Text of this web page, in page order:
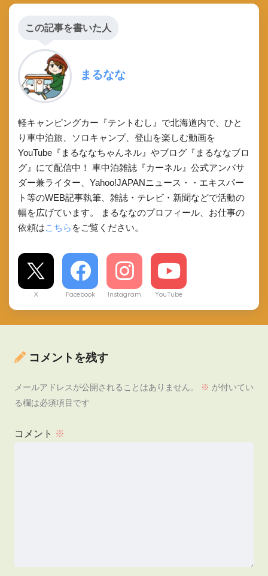
この記事を書いた人
まるなな
軽キャンピングカー『テントむし』で北海道内で、ひと
り車中泊旅、ソロキャンプ、登山を楽しむ動画を
YouTube『まるななちゃんネル』やブログ『まるななブロ
グ』にて配信中！ 車中泊雑誌『カーネル』公式アンバサ
ダー兼ライター、Yahoo!JAPANニュース・・エキスパー
ト等のWEB記事執筆、雑誌・テレビ・新聞などで活動の
幅を広げています。 まるななのプロフィール、お仕事の
依頼はこちら をご覧ください。
X Facebook Instagram YouTube
コメントを残す
メールアドレスが公開されることはありません。 ※ が付いてい
る欄は必須項目です
コメント ※